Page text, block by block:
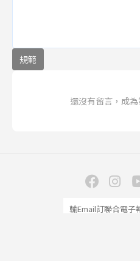
規範
還沒有留言，成